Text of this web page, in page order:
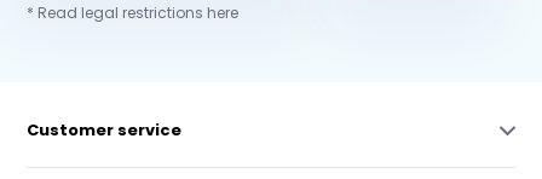
* Read legal restrictions here
Customer service